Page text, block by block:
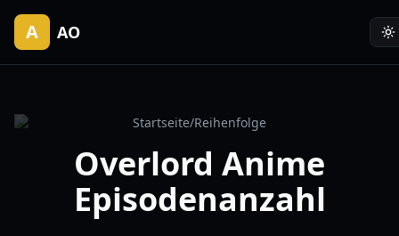
A AO
Startseite/Reihenfolge
Overlord Anime
Episodenanzahl